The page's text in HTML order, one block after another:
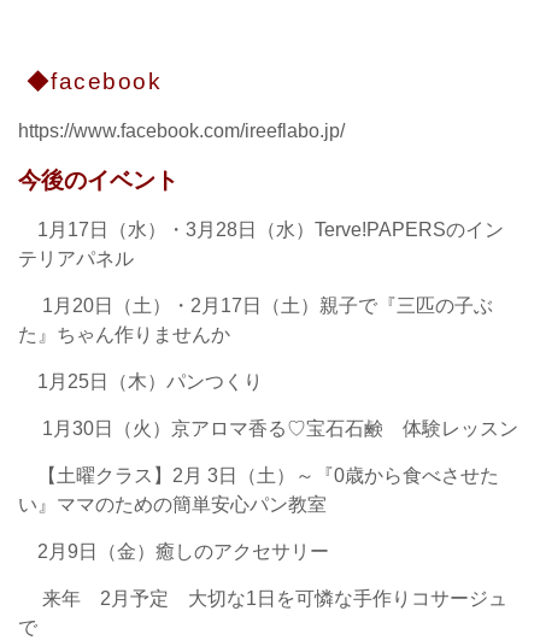
◆facebook
https://www.facebook.com/ireeflabo.jp/
今後のイベント
1月17日（水）・3月28日（水）Terve!PAPERSのイン
テリアパネル
1月20日（土）・2月17日（土）親子で『三匹の子ぶ
た』ちゃん作りませんか
1月25日（木）パンつくり
1月30日（火）京アロマ香る♡宝石石鹸 体験レッスン
【土曜クラス】2月 3日（土）～『0歳から食べさせた
い』ママのための簡単安心パン教室
2月9日（金）癒しのアクセサリー
来年 2月予定 大切な1日を可憐な手作りコサージュ
で